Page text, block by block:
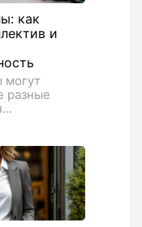
как
и
могут
разные